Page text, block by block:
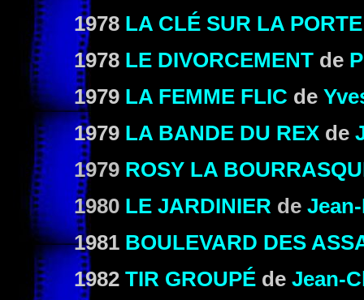
1978 LA CLÉ SUR LA PORTE
1978 LE DIVORCEMENT de
1979 LA FEMME FLIC de
1979 LA BANDE DU REX de
1979 ROSY LA
1980 LE JARDINIER de
1981 BOULEVARD DES
1982 TIR GROUPÉ de Jean-